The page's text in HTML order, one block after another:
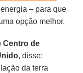
– para que
opção melhor.
Centro de
, disse:
da terra